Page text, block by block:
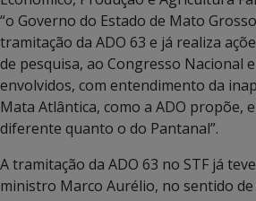
“o Governo do Estado de Mato
tramitação da ADO 63 e já realiza
de pesquisa, ao Congresso Nacional
envolvidos, com entendimento da
Mata Atlântica, como a ADO propõe,
diferente quanto o do Pantanal”.
A tramitação da ADO 63 no STF já
ministro Marco Aurélio, no sentido